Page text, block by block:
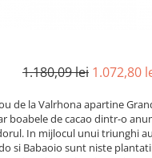
oale
vase de gatit
1.180,09 lei 1.072,80
de la Valrhona apartine
boabele de cacao dintr-o
In mijlocul unui triunghi
si Babaoio sunt niste